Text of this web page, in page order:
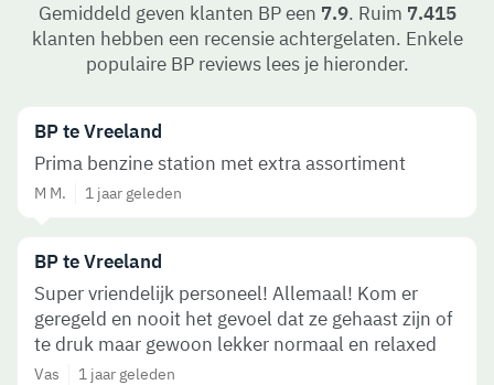
Gemiddeld geven klanten BP een 7.9. Ruim 7.415
klanten hebben een recensie achtergelaten. Enkele
populaire BP reviews lees je hieronder.
BP te Vreeland
Prima benzine station met extra assortiment
M M. 1 jaar geleden
BP te Vreeland
Super vriendelijk personeel! Allemaal! Kom er
geregeld en nooit het gevoel dat ze gehaast zijn of
te druk maar gewoon lekker normaal en relaxed
Vas 1 jaar geleden